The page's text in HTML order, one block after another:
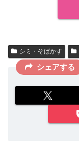
シミ・そばかす
シェアする